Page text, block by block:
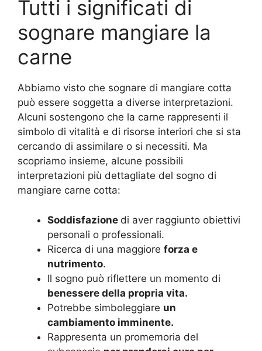
Tutti i significati di
sognare mangiare la
carne
Abbiamo visto che sognare di mangiare cotta
può essere soggetta a diverse interpretazioni.
Alcuni sostengono che la carne rappresenti il
simbolo di vitalità e di risorse interiori che si sta
cercando di assimilare o si necessiti. Ma
scopriamo insieme, alcune possibili
interpretazioni più dettagliate del sogno di
mangiare carne cotta:
Soddisfazione di aver raggiunto obiettivi
personali o professionali.
Ricerca di una maggiore forza e
nutrimento.
Il sogno può riflettere un momento di
benessere della propria vita.
Potrebbe simboleggiare un
cambiamento imminente.
Rappresenta un promemoria del